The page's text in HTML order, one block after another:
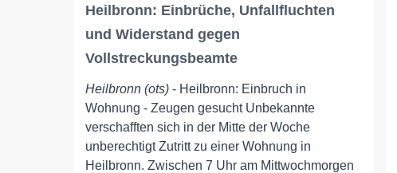
Heilbronn: Einbrüche, Unfallfluchten
und Widerstand gegen
Vollstreckungsbeamte
Heilbronn (ots) - Heilbronn: Einbruch in
Wohnung - Zeugen gesucht Unbekannte
verschafften sich in der Mitte der Woche
unberechtigt Zutritt zu einer Wohnung in
Heilbronn. Zwischen 7 Uhr am Mittwochmorgen